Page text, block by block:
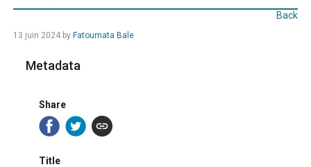
Back
13 juin 2024by Fatoumata Bale
Metadata
Share
Title